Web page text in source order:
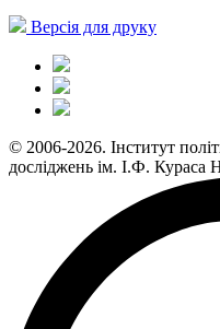
Версія для друку
© 2006-2026. Інститут
досліджень ім. І.Ф.